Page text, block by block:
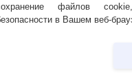
файлов
в Вашем веб-